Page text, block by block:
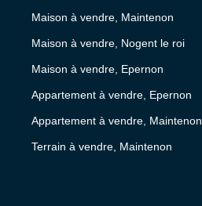
Maison à vendre, Maintenon
Maison à vendre, Nogent le roi
Maison à vendre, Epernon
Appartement à vendre, Epernon
Appartement à vendre, Maintenon
Terrain à vendre, Maintenon